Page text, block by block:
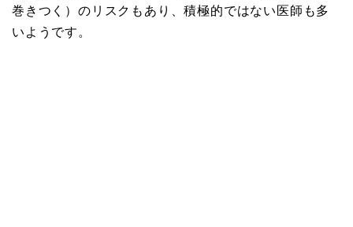
巻きつく）のリスクもあり、積極的ではない医師も多
いようです。